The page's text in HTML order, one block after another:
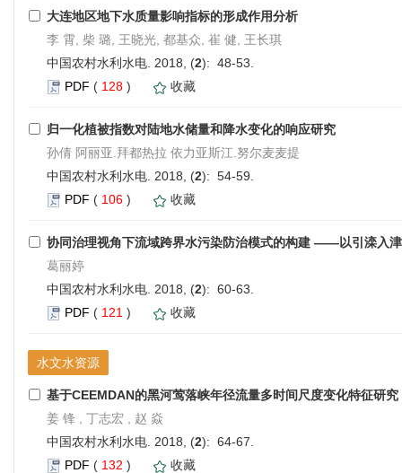
大连地区地下水质量影响指标的形成作用分析
李 霄, 柴 璐, 王晓光, 都基众, 崔 健, 王长琪
中国农村水利水电. 2018, (2): 48-53.
PDF ( 128 ) 收藏
归一化植被指数对陆地水储量和降水变化的响应研究
孙倩 阿丽亚.拜都热拉 依力亚斯江.努尔麦麦提
中国农村水利水电. 2018, (2): 54-59.
PDF ( 106 ) 收藏
协同治理视角下流域跨界水污染防治模式的构建 ——以引滦入
葛丽婷
中国农村水利水电. 2018, (2): 60-63.
PDF ( 121 ) 收藏
水文水资源
基于CEEMDAN的黑河莺落峡年径流量多时间尺度变化特征研究
姜 锋 , 丁志宏 , 赵 焱
中国农村水利水电. 2018, (2): 64-67.
PDF ( 132 ) 收藏